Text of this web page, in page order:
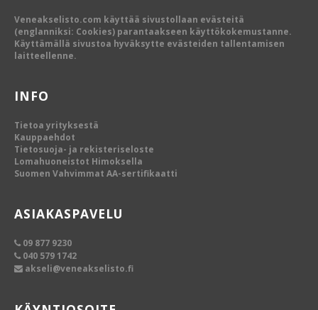
Veneakselisto.com käyttää sivustollaan evästeitä
(englanniksi: Cookies) parantaakseen käyttökokemustanne.
Käyttämällä sivustoa hyväksytte evästeiden tallentamisen
laitteellenne.
INFO
Tietoa yrityksestä
Kauppaehdot
Tietosuoja- ja rekisteriseloste
Lomahuoneistot Himoksella
Suomen Vahvimmat AA-sertifikaatti
ASIAKASPAVELU
09 877 9230
040 579 1742
akseli@veneakselisto.fi